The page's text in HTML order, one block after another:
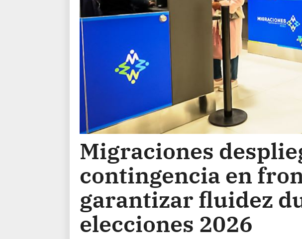
Migraciones
contingencia en
garantizar fluidez
elecciones 2026